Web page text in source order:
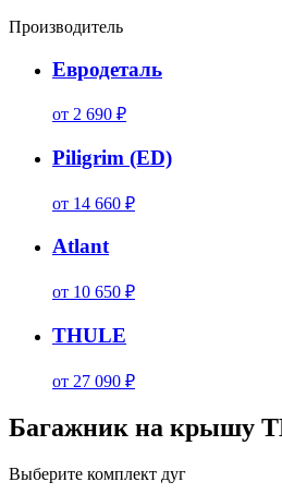
Производитель
Евродеталь
от 2 690 ₽
Piligrim (ED)
от 14 660 ₽
Atlant
от 10 650 ₽
THULE
от 27 090 ₽
Багажник на крышу
Выберите комплект дуг